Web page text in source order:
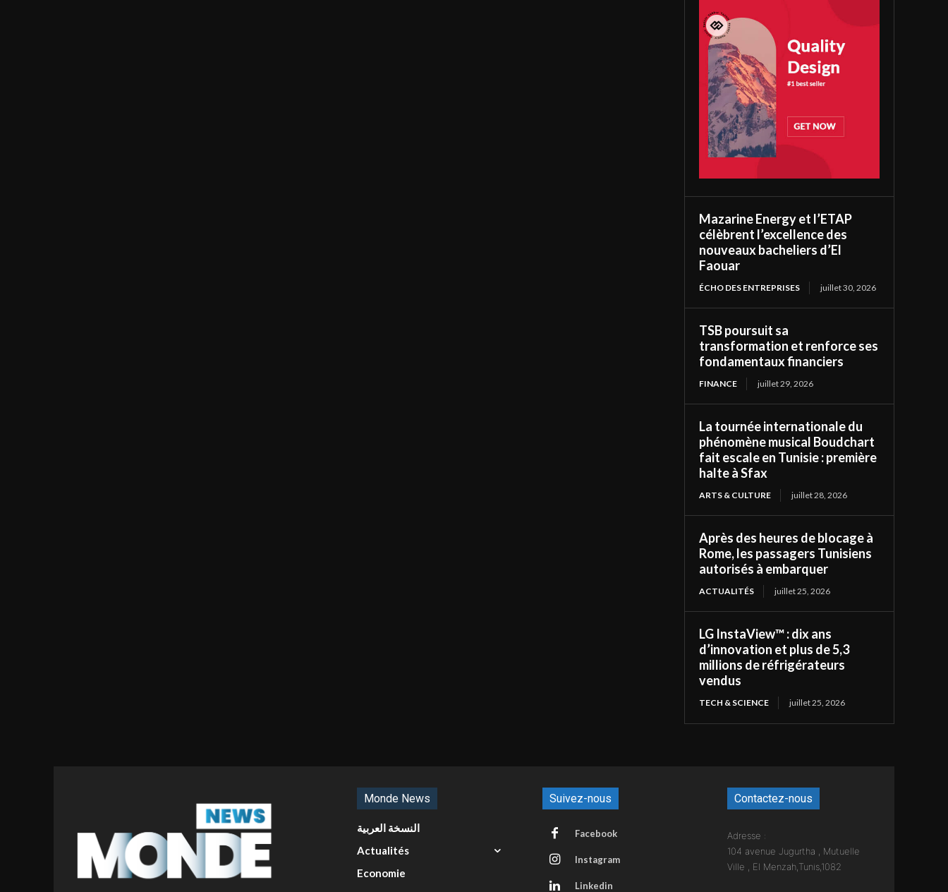
Mazarine Energy et l’ETAP
célèbrent l’excellence des
nouveaux bacheliers d’El
Faouar
ÉCHO DES ENTREPRISES juillet 30, 2026
TSB poursuit sa
transformation et renforce ses
fondamentaux financiers
FINANCE juillet 29, 2026
La tournée internationale du
phénomène musical Boudchart
fait escale en Tunisie : première
halte à Sfax
ARTS & CULTURE juillet 28, 2026
Après des heures de blocage à
Rome, les passagers Tunisiens
autorisés à embarquer
ACTUALITÉS juillet 25, 2026
LG InstaView™ : dix ans
d’innovation et plus de 5,3
millions de réfrigérateurs
vendus
TECH & SCIENCE juillet 25, 2026
Monde News
النسخة العربية
Actualités
Economie
Suivez-nous
Facebook
Instagram
Linkedin
Contactez-nous
Adresse :
104 avenue Jugurtha , Mutuelle
Ville , El Menzah,Tunis,1082